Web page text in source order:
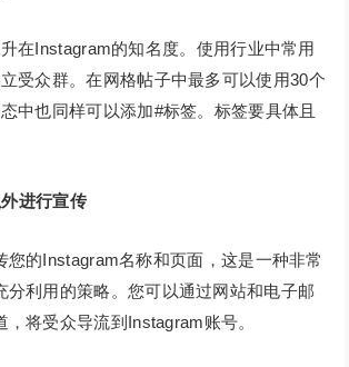
在Instagram的知名度。使用行业中常用
受众群。在网格帖子中最多可以使用30个
中也同样可以添加#标签。标签要具体且
进行宣传
您的Instagram名称和页面，这是一种非常
分利用的策略。您可以通过网站和电子邮
将受众导流到Instagram账号。